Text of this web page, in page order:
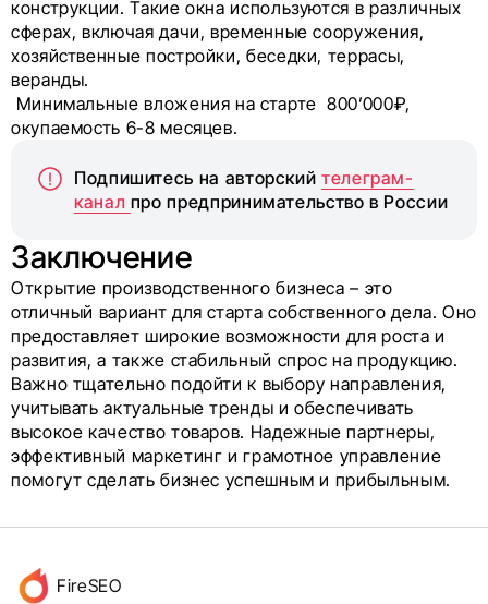
конструкции. Такие окна используются в различных
сферах, включая дачи, временные сооружения,
хозяйственные постройки, беседки, террасы,
веранды.
Минимальные вложения на старте 800’000₽,
окупаемость 6-8 месяцев.
Подпишитесь на авторский телеграм-
канал про предпринимательство в России
Заключение
Открытие производственного бизнеса – это
отличный вариант для старта собственного дела. Оно
предоставляет широкие возможности для роста и
развития, а также стабильный спрос на продукцию.
Важно тщательно подойти к выбору направления,
учитывать актуальные тренды и обеспечивать
высокое качество товаров. Надежные партнеры,
эффективный маркетинг и грамотное управление
помогут сделать бизнес успешным и прибыльным.
Данные
FireSEO